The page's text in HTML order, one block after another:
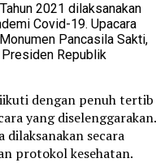
2021 dilaksanakan
Covid-19. Upacara
Pancasila Sakti,
Presiden Republik
dengan penuh tertib
yang diselenggarakan.
dilaksanakan secara
protokol kesehatan.